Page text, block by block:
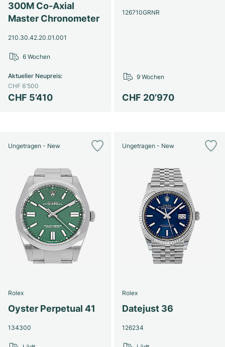
300M Co-Axial
Master Chronometer
210.30.42.20.01.001
CHF 5’410
Aktueller Neupreis:
CHF 6’500
6 Wochen
126710GRNR
CHF 20’970
9 Wochen
Ungetragen - New
Rolex
Oyster Perpetual 41
134300
Ungetragen - New
Rolex
Datejust 36
126234